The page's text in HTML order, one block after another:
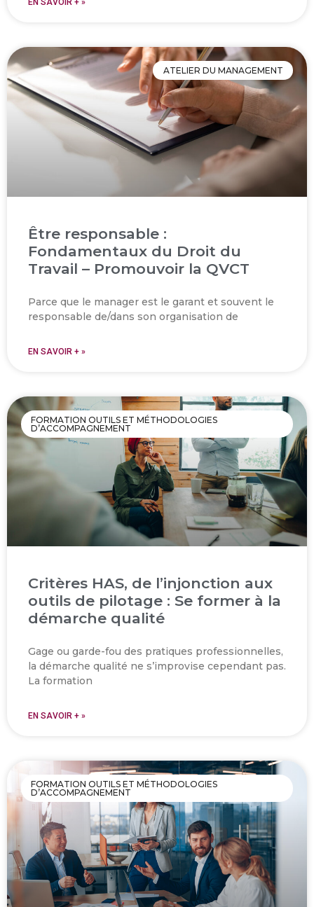
EN SAVOIR + »
ATELIER DU MANAGEMENT
Être responsable :
Fondamentaux du Droit du
Travail – Promouvoir la QVCT
Parce que le manager est le garant et souvent le
responsable de/dans son organisation de
EN SAVOIR + »
FORMATION OUTILS ET MÉTHODOLOGIES
D’ACCOMPAGNEMENT
Critères HAS, de l’injonction aux
outils de pilotage : Se former à la
démarche qualité
Gage ou garde-fou des pratiques professionnelles,
la démarche qualité ne s’improvise cependant pas.
La formation
EN SAVOIR + »
FORMATION OUTILS ET MÉTHODOLOGIES
D’ACCOMPAGNEMENT